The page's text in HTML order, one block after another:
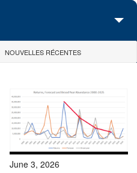
NOUVELLES RÉCENTES
June 3, 2026